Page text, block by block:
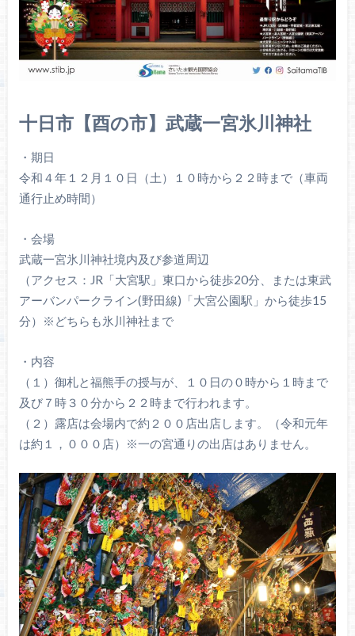
十日市【酉の市】武蔵一宮氷川神社
・期日
令和４年１２月１０日（土）１０時から２２時まで（車両
通行止め時間）
・会場
武蔵一宮氷川神社境内及び参道周辺
（アクセス：JR「大宮駅」東口から徒歩20分、または東武
アーバンパークライン(野田線)「大宮公園駅」から徒歩15
分）※どちらも氷川神社まで
・内容
（１）御札と福熊手の授与が、１０日の０時から１時まで
及び７時３０分から２２時まで行われます。
（２）露店は会場内で約２００店出店します。（令和元年
は約１，０００店）※一の宮通りの出店はありません。